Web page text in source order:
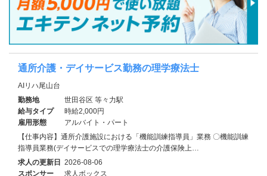
通所介護・デイサービス勤務の理学療法士
AIリハ尾山台
勤務地
世田谷区 等々力駅
給与タイプ
時給2,000円
雇用形態
アルバイト・パート
【仕事内容】通所介護施設における「機能訓練指導員」業務 〇機能訓練
指導員業務(デイサービスでの理学療法士の介護保険上…
求人の更新日 2026-08-06
スポンサー
求人ボックス